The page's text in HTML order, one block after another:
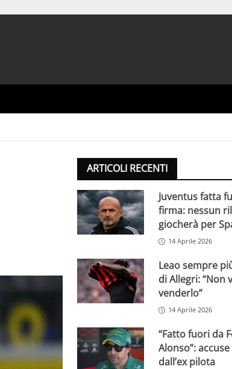
ARTICOLI RECENTI
Juventus fatta
firma: nessun
giocherà per
14 Aprile 2026
Leao sempre
di Allegri: “Non
venderlo”
14 Aprile 2026
“Fatto fuori da
Alonso”:
dall’ex pilota